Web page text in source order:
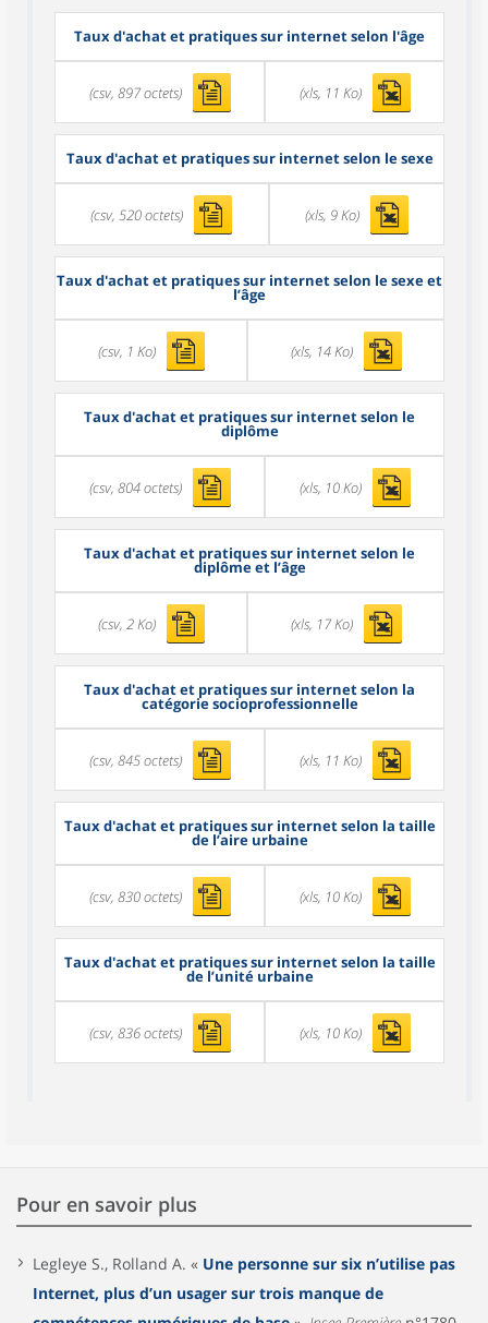
Taux d'achat et pratiques sur internet selon l'âge
(csv, 897 octets) (xls, 11 Ko)
Taux d'achat et pratiques sur internet selon le sexe
(csv, 520 octets) (xls, 9 Ko)
Taux d'achat et pratiques sur internet selon le sexe et
l’âge
(csv, 1 Ko) (xls, 14 Ko)
Taux d'achat et pratiques sur internet selon le
diplôme
(csv, 804 octets) (xls, 10 Ko)
Taux d'achat et pratiques sur internet selon le
diplôme et l’âge
(csv, 2 Ko) (xls, 17 Ko)
Taux d'achat et pratiques sur internet selon la
catégorie socioprofessionnelle
(csv, 845 octets) (xls, 11 Ko)
Taux d'achat et pratiques sur internet selon la taille
de l’aire urbaine
(csv, 830 octets) (xls, 10 Ko)
Taux d'achat et pratiques sur internet selon la taille
de l’unité urbaine
(csv, 836 octets) (xls, 10 Ko)
Pour en savoir plus
Legleye S., Rolland A. « Une personne sur six n’utilise pas
Internet, plus d’un usager sur trois manque de